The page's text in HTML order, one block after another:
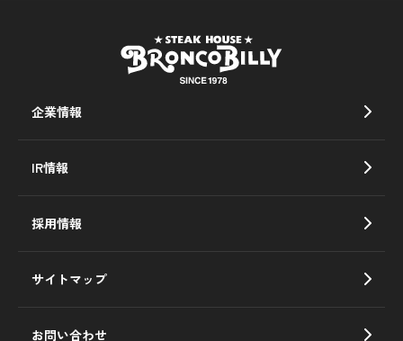
企業情報
IR情報
採用情報
サイトマップ
お問い合わせ